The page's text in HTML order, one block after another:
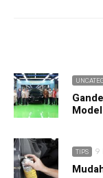
TIPS 9